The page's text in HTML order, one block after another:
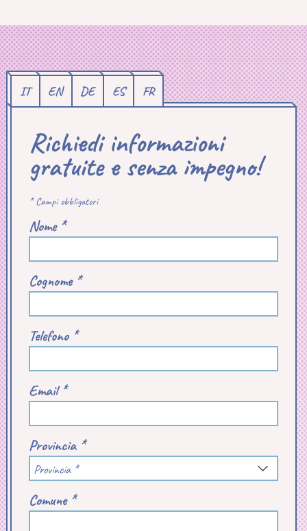
IT EN DE ES FR
Richiedi informazioni
gratuite e senza impegno!
* Campi obbligatori
Nome *
Cognome *
Telefono *
Email *
Provincia *
Provincia *
Comune *